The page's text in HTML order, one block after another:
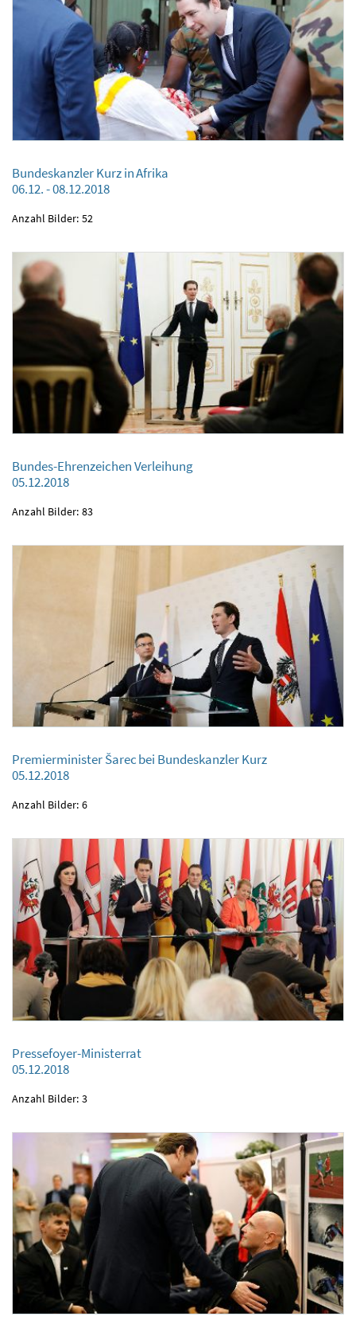
Bundeskanzler Kurz in Afrika
Bundeskanzler Kurz in Afrika
06.12. - 08.12.2018
Anzahl Bilder: 52
Bundes-Ehrenzeichen Verleihung
05.12.2018
Anzahl Bilder: 83
Premierminister Šarec bei Bundeskanzler Kurz
Premierminister Šarec bei Bundeskanzler Kurz
05.12.2018
Anzahl Bilder: 6
Pressefoyer-Ministerrat
05.12.2018
Pressefoyer-Ministerrat
05.12.2018
Anzahl Bilder: 3